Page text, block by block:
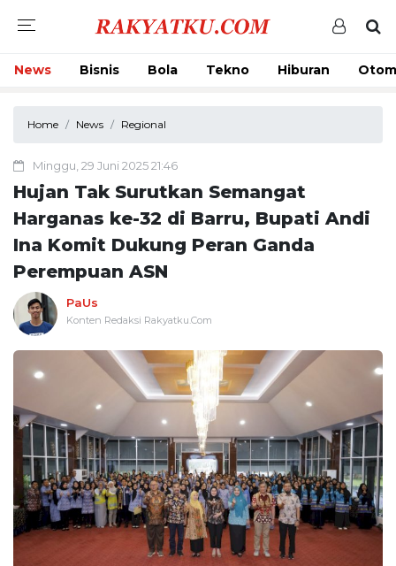
News Bisnis Bola Tekno Hiburan
Home News Regional
Minggu, 29 Juni 2025 21:46
Hujan Tak Surutkan Semangat
Harganas ke-32 di Barru, Bupati Andi
Ina Komit Dukung Peran Ganda
Perempuan ASN
PaUs
Konten Redaksi Rakyatku.Com